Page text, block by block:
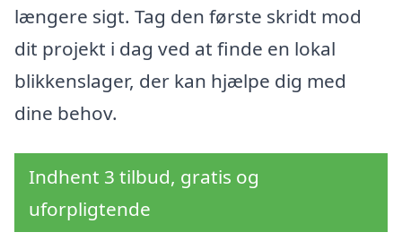
længere sigt. Tag den første skridt mod
dit projekt i dag ved at finde en lokal
blikkenslager, der kan hjælpe dig med
dine behov.
Indhent 3 tilbud, gratis og
uforpligtende